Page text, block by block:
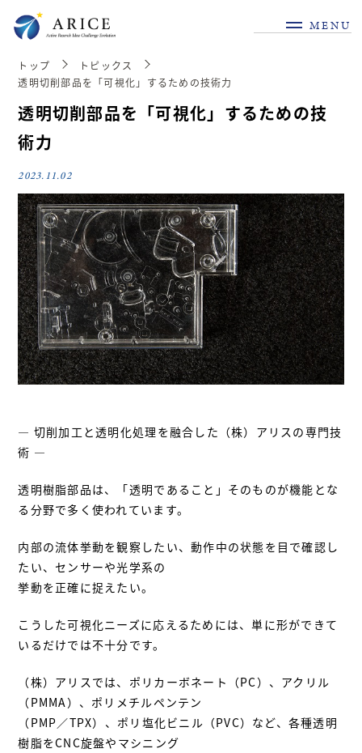
MENU
トップ
トピックス
透明切削部品を「可視化」するための技術力
透明切削部品を「可視化」するための技
術力
2023.11.02
― 切削加工と透明化処理を融合した（株）アリスの専門技
術 ―
透明樹脂部品は、「透明であること」そのものが機能とな
る分野で多く使われています。
内部の流体挙動を観察したい、動作中の状態を目で確認し
たい、センサーや光学系の
挙動を正確に捉えたい。
こうした可視化ニーズに応えるためには、単に形ができて
いるだけでは不十分です。
（株）アリスでは、ポリカーボネート（PC）、アクリル
（PMMA）、ポリメチルペンテン
（PMP／TPX）、ポリ塩化ビニル（PVC）など、各種透明
樹脂をCNC旋盤やマシニング